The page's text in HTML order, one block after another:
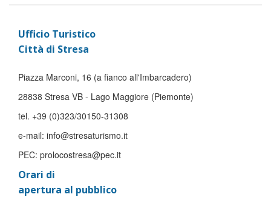
Ufficio Turistico
Città di Stresa
Piazza Marconi, 16 (a fianco all'Imbarcadero)
28838 Stresa VB - Lago Maggiore (Piemonte)
tel. +39 (0)323/30150-31308
e-mail: info@stresaturismo.it
PEC: prolocostresa@pec.it
Orari di
apertura al pubblico